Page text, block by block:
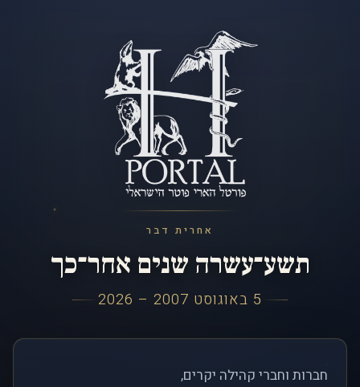
אחרית דבר
תשע־עשרה שנים אחר־כך
5 באוגוסט 2007 – 2026
חברות וחברי קהילה יקרים,